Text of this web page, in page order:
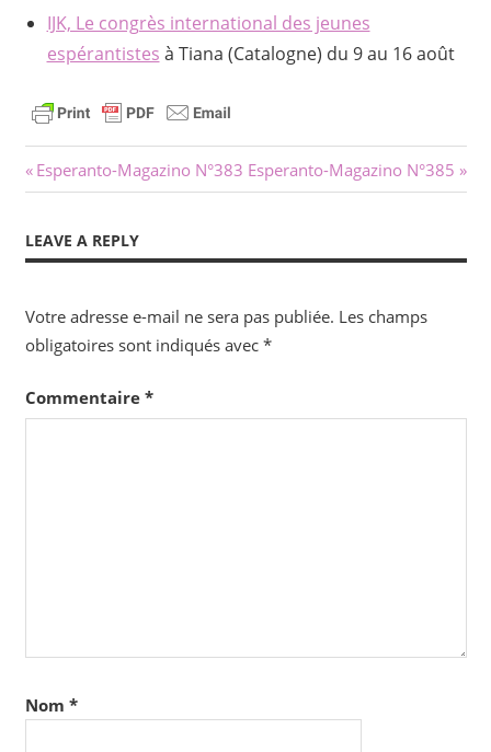
IJK, Le congrès international des jeunes
espérantistes à Tiana (Catalogne) du 9 au 16 août
Navigation
l’article
Previous
Post:
Esperanto-Magazino N°383 Next
Post:
Esperanto-Magazino N°385
LEAVE A REPLY
Votre adresse e-mail ne sera pas publiée. Les champs
obligatoires sont indiqués avec *
Commentaire *
Nom *